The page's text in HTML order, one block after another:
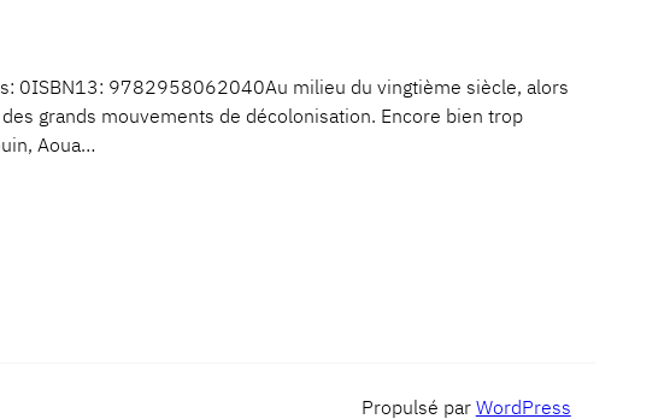
0ISBN13: 9782958062040Au milieu du vingtième siècle, alors
grands mouvements de décolonisation. Encore bien trop
Aoua…
Propulsé par WordPress